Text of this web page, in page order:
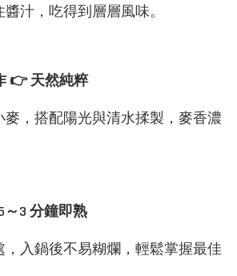
汁，吃得到層層風味。
👉 天然純粹
麥，搭配陽光與清水揉製，麥香濃
～3 分鐘即熟
，入鍋後不易糊爛，輕鬆掌握最佳